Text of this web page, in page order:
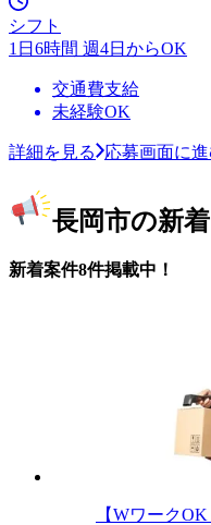
シフト
1日6時間 週4日からOK
交通費支給
未経験OK
詳細を見る 応募画面に
長岡市の新
新着案件8件掲載中！
【Wワーク